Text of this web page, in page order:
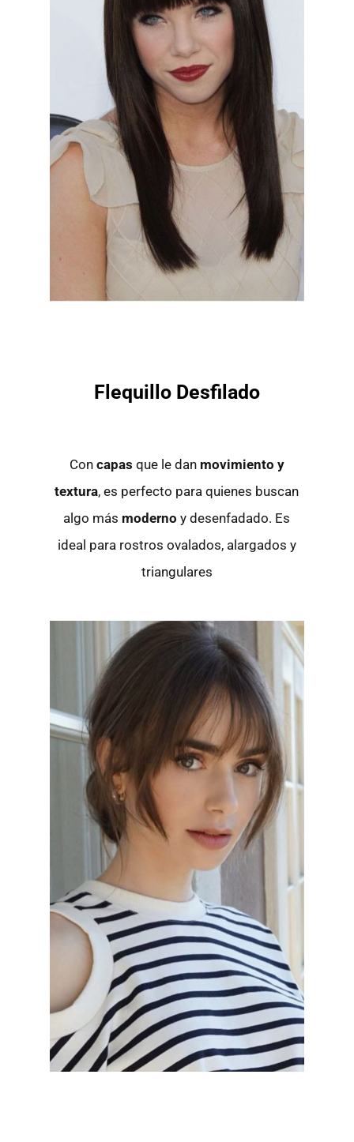
Flequillo Desfilado
Concapas que le dan movimiento y
textura, es perfecto para quienes buscan
algo más moderno y desenfadado. Es
ideal para rostros ovalados, alargados y
triangulares